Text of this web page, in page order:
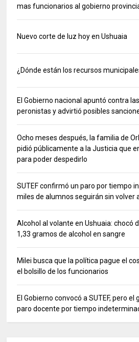
mas funcionarios al gobierno
Nuevo corte de luz hoy en Ushuaia
¿Dónde están los recursos
El Gobierno nacional apuntó contra
peronistas y advirtió posibles
Ocho meses después, la familia de
pidió públicamente a la Justicia que
para poder despedirlo
SUTEF confirmó un paro por tiempo
miles de alumnos seguirán sin volver
Alcohol al volante en Ushuaia: chocó
1,33 gramos de alcohol en sangre
Milei busca que la política pague el
el bolsillo de los funcionarios
El Gobierno convocó a SUTEF, pero
paro docente por tiempo